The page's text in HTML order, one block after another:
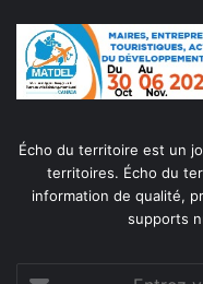
Écho du territoire est un
territoires. Écho du
information de qualité,
supports